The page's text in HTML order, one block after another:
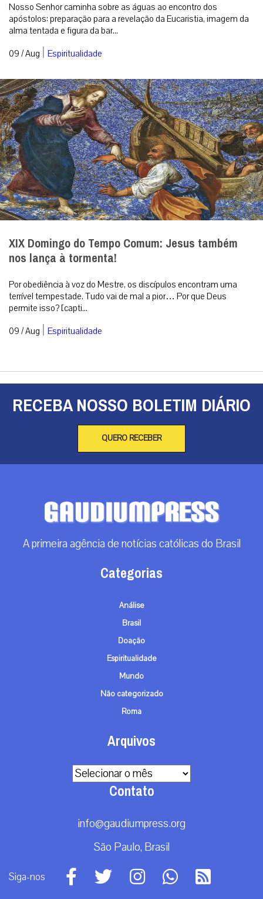
Nosso Senhor caminha sobre as águas ao encontro dos
apóstolos: preparação para a revelação da Eucaristia, imagem da
alma tentada e figura da bar...
09 / Aug | Espiritualidade
XIX Domingo do Tempo Comum: Jesus também
nos lança à tormenta!
Por obediência à voz do Mestre, os discípulos encontram uma
terrível tempestade. Tudo vai de mal a pior… Por que Deus
permite isso? [capti...
09 / Aug | Espiritualidade
RECEBA NOSSO BOLETIM DIÁRIO
QUERO RECEBER
A primeira agência de notícias católicas do Brasil
Categorias
Análise
Brasil
Doação
Espiritualidade
Mundo
Não categorizado
Roma
Arquivos
Arquivos
Contato
info@gaudiumpress.org
São Paulo, Brasil
Siga-nos